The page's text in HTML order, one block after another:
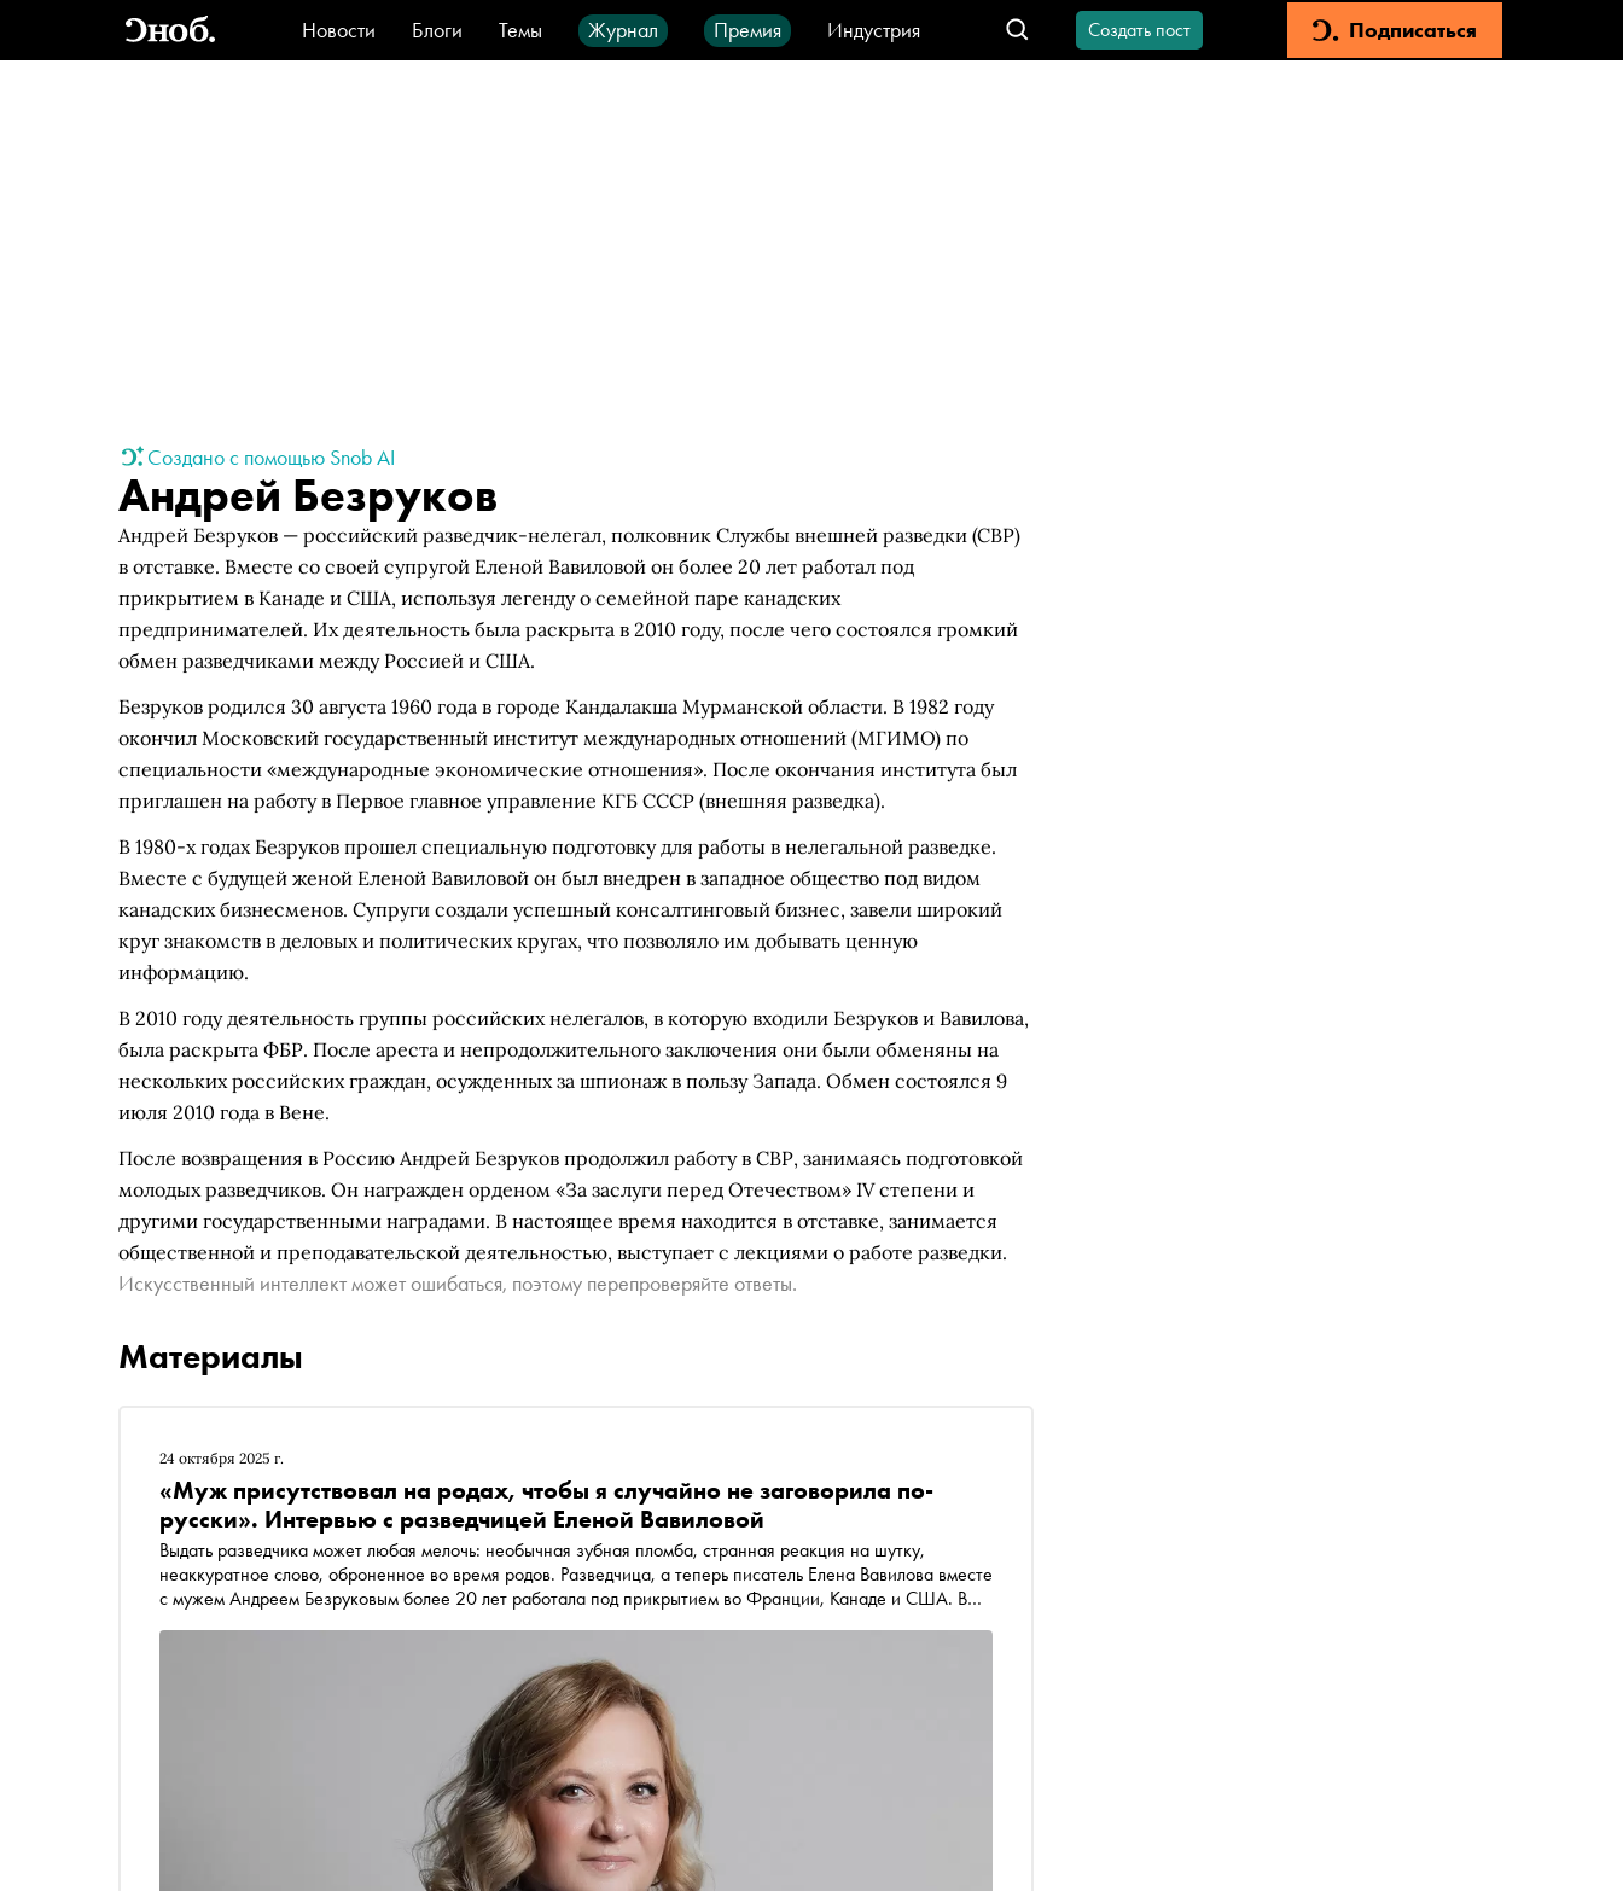
Новости Блоги Темы Журнал Премия
Индустрия
Стиль
Видео Город IT-продукты
Создать пост Подписаться
Создано с помощью Snob AI
Андрей Безруков
Андрей Безруков — российский разведчик-нелегал, полковник Службы внешней разведки (СВР)
в отставке. Вместе со своей супругой Еленой Вавиловой он более 20 лет работал под
прикрытием в Канаде и США, используя легенду о семейной паре канадских
предпринимателей. Их деятельность была раскрыта в 2010 году, после чего состоялся громкий
обмен разведчиками между Россией и США.
Безруков родился 30 августа 1960 года в городе Кандалакша Мурманской области. В 1982 году
окончил Московский государственный институт международных отношений (МГИМО) по
специальности «международные экономические отношения». После окончания института был
приглашен на работу в Первое главное управление КГБ СССР (внешняя разведка).
В 1980-х годах Безруков прошел специальную подготовку для работы в нелегальной разведке.
Вместе с будущей женой Еленой Вавиловой он был внедрен в западное общество под видом
канадских бизнесменов. Супруги создали успешный консалтинговый бизнес, завели широкий
круг знакомств в деловых и политических кругах, что позволяло им добывать ценную
информацию.
В 2010 году деятельность группы российских нелегалов, в которую входили Безруков и Вавилова,
была раскрыта ФБР. После ареста и непродолжительного заключения они были обменяны на
нескольких российских граждан, осужденных за шпионаж в пользу Запада. Обмен состоялся 9
июля 2010 года в Вене.
После возвращения в Россию Андрей Безруков продолжил работу в СВР, занимаясь подготовкой
молодых разведчиков. Он награжден орденом «За заслуги перед Отечеством» IV степени и
другими государственными наградами. В настоящее время находится в отставке, занимается
общественной и преподавательской деятельностью, выступает с лекциями о работе разведки.
Искусственный интеллект может ошибаться, поэтому перепроверяйте ответы.
Материалы
24 октября 2025 г.
«Муж присутствовал на родах, чтобы я случайно не заговорила по-
русски». Интервью с разведчицей Еленой Вавиловой
Выдать разведчика может любая мелочь: необычная зубная пломба, странная реакция на шутку,
неаккуратное слово, оброненное во время родов. Разведчица, а теперь писатель Елена Вавилова вместе
с мужем Андреем Безруковым более 20 лет работала под прикрытием во Франции, Канаде и США. В
дружба между разведчиком и местными жителями